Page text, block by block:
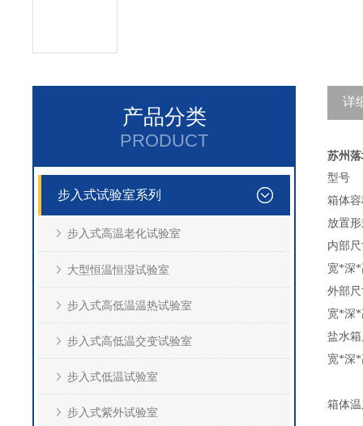
产品分类
PRODUCT
步入式试验室系列
步入式高温老化试验室
大型恒温恒湿试验室
步入式高低温温热试验室
步入式高低温交变试验室
步入式低温试验室
步入式紫外试验室
详
苏州
型号
箱体
放置
内部
宽*深*
外部
宽*深*
盐水
宽*深*
箱体